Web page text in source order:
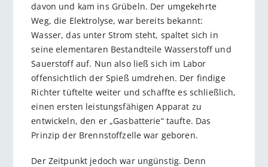
davon und kam ins Grübeln. Der umgekehrte
Weg, die Elektrolyse, war bereits bekannt:
Wasser, das unter Strom steht, spaltet sich in
seine elementaren Bestandteile Wasserstoff und
Sauerstoff auf. Nun also ließ sich im Labor
offensichtlich der Spieß umdrehen. Der findige
Richter tüftelte weiter und schaffte es schließlich,
einen ersten leistungsfähigen Apparat zu
entwickeln, den er „Gasbatterie“ taufte. Das
Prinzip der Brennstoffzelle war geboren.
Der Zeitpunkt jedoch war ungünstig. Denn